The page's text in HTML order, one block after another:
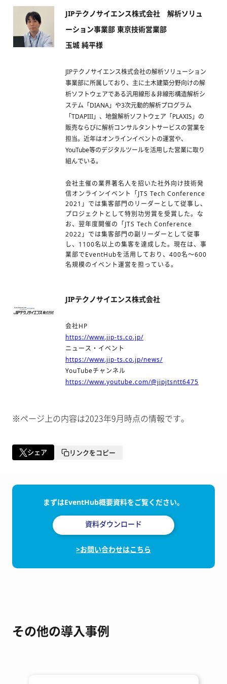
JIPテクノサイエンス株式会社 解析ソリュ
ーション事業部 東京技術営業部
玉城 純平様
JIPテクノサイエンス株式会社の解析ソリューション
事業部に所属しており、主に土木建築分野向けの解
析ソフトウェアである汎用線形＆非線形構造解析シ
ステム「DIANA」や3次元動的解析プログラム
「TDAPIII」、地盤解析ソフトウェア「PLAXIS」の
販売ならびに解析コンサルタントサービスの営業を
担当。近年はオンラインイベントの運営や、
YouTube等のデジタルツールを活用した営業に取り
組んでいる。
会社主催の業界著名人を招いた社外向け技術発
信オンラインイベント「JTS Tech Conference
2021」では集客部門のリーダーとして従事し、
プロジェクトとして特別功労賞を受賞した。な
お、翌年度開催の「JTS Tech Conference
2022」では集客部門の副リーダーとして従事
し、1100名以上の集客を達成した。現在は、事
業部でEventHubを活用しており、400名～600
名規模のイベント運営を担っている。
JIPテクノサイエンス株式会社
会社HP
https://www.jip-ts.co.jp/
ニュース・イベント
https://www.jip-ts.co.jp/news/
YouTubeチャンネル
https://www.youtube.com/@jipjtsntt6475
※ページ上の内容は2023年9月時点の情報です。
シェア リンクをコピー
まずはEventHub概要資料をご覧ください。
資料ダウンロード
>お問い合わせはこちら
その他の導入事例